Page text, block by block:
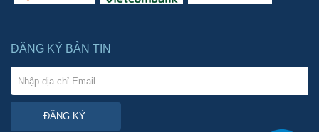
ĐĂNG KÝ BẢN TIN
ĐĂNG KÝ